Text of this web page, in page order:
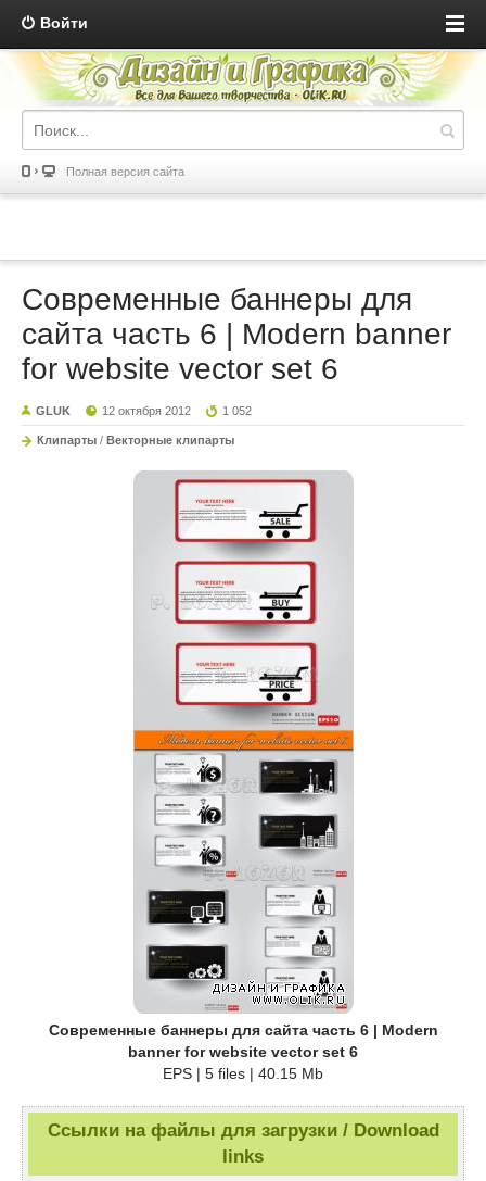
Войти
Полная версия сайта
Современные баннеры для
сайта часть 6 | Modern banner
for website vector set 6
GLUK 12 октября 2012 1 052
Клипарты / Векторные клипарты
Современные баннеры для сайта часть 6 | Modern
banner for website vector set 6
EPS | 5 files | 40.15 Mb
Ссылки на файлы для загрузки / Download
links